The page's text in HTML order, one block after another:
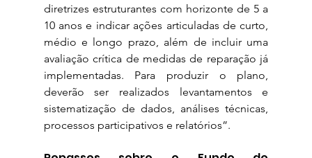
diretrizes estruturantes com horizonte de 5 a
10 anos e indicar ações articuladas de curto,
médio e longo prazo, além de incluir uma
avaliação crítica de medidas de reparação já
implementadas. Para produzir o plano,
deverão ser realizados levantamentos e
sistematização de dados, análises técnicas,
processos participativos e relatórios”.